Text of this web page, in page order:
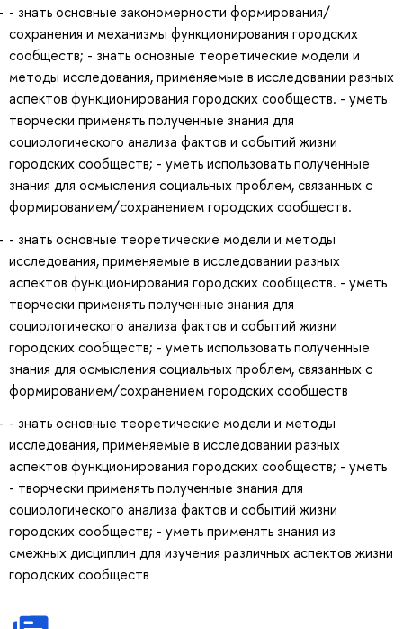
- знать основные закономерности формирования/
сохранения и механизмы функционирования городских
сообществ; - знать основные теоретические модели и
методы исследования, применяемые в исследовании разных
аспектов функционирования городских сообществ. - уметь
творчески применять полученные знания для
социологического анализа фактов и событий жизни
городских сообществ; - уметь использовать полученные
знания для осмысления социальных проблем, связанных с
формированием/сохранением городских сообществ.
- знать основные теоретические модели и методы
исследования, применяемые в исследовании разных
аспектов функционирования городских сообществ. - уметь
творчески применять полученные знания для
социологического анализа фактов и событий жизни
городских сообществ; - уметь использовать полученные
знания для осмысления социальных проблем, связанных с
формированием/сохранением городских сообществ
- знать основные теоретические модели и методы
исследования, применяемые в исследовании разных
аспектов функционирования городских сообществ; - уметь
- творчески применять полученные знания для
социологического анализа фактов и событий жизни
городских сообществ; - уметь применять знания из
смежных дисциплин для изучения различных аспектов жизни
городских сообществ